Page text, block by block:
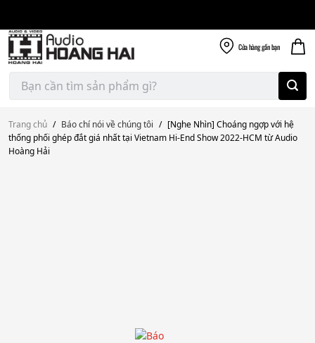
content
Cửa hànggần bạn
Tìm
kiếm:
Trang chủ / Báo chí nói về chúng tôi / [Nghe Nhìn] Choáng ngợp với hệ
thống phối ghép đắt giá nhất tại Vietnam Hi-End Show 2022-HCM từ Audio
Hoàng Hải